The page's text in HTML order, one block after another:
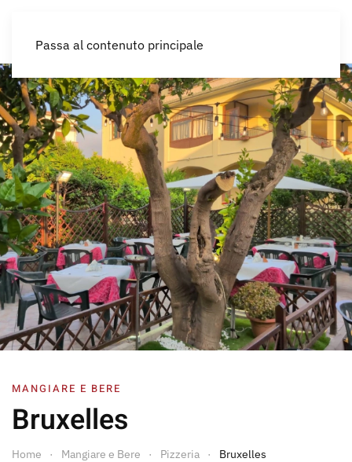
Passa al contenuto principale
MANGIARE E BERE
Bruxelles
Home Mangiare e Bere Pizzeria Bruxelles